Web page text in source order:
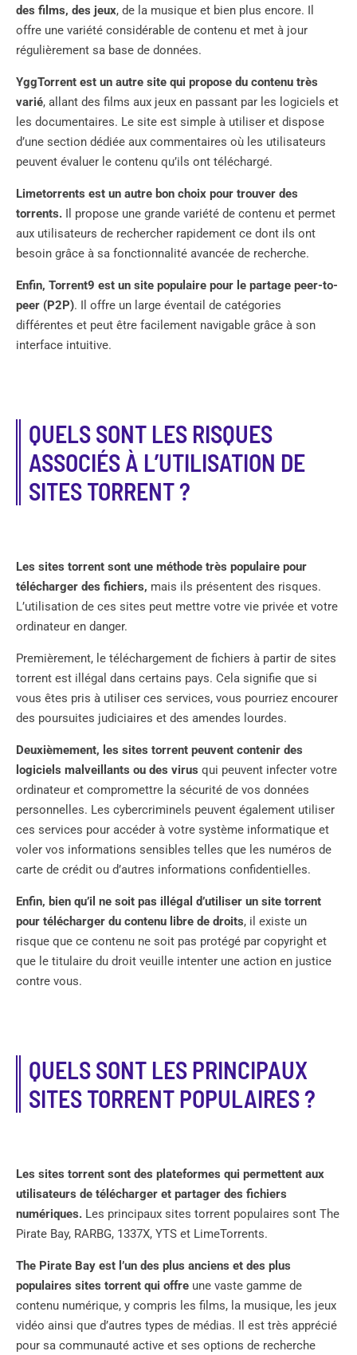
des films, des jeux, de la musique et bien plus encore. Il
offre une variété considérable de contenu et met à jour
régulièrement sa base de données.
YggTorrent est un autre site qui propose du contenu très
varié, allant des films aux jeux en passant par les logiciels et
les documentaires. Le site est simple à utiliser et dispose
d’une section dédiée aux commentaires où les utilisateurs
peuvent évaluer le contenu qu’ils ont téléchargé.
Limetorrents est un autre bon choix pour trouver des
torrents. Il propose une grande variété de contenu et permet
aux utilisateurs de rechercher rapidement ce dont ils ont
besoin grâce à sa fonctionnalité avancée de recherche.
Enfin, Torrent9 est un site populaire pour le partage peer-to-
peer (P2P). Il offre un large éventail de catégories
différentes et peut être facilement navigable grâce à son
interface intuitive.
QUELS SONT LES RISQUES
ASSOCIÉS À L’UTILISATION DE
SITES TORRENT ?
Les sites torrent sont une méthode très populaire pour
télécharger des fichiers, mais ils présentent des risques.
L’utilisation de ces sites peut mettre votre vie privée et votre
ordinateur en danger.
Premièrement, le téléchargement de fichiers à partir de sites
torrent est illégal dans certains pays. Cela signifie que si
vous êtes pris à utiliser ces services, vous pourriez encourer
des poursuites judiciaires et des amendes lourdes.
Deuxièmement, les sites torrent peuvent contenir des
logiciels malveillants ou des virus qui peuvent infecter votre
ordinateur et compromettre la sécurité de vos données
personnelles. Les cybercriminels peuvent également utiliser
ces services pour accéder à votre système informatique et
voler vos informations sensibles telles que les numéros de
carte de crédit ou d’autres informations confidentielles.
Enfin, bien qu’il ne soit pas illégal d’utiliser un site torrent
pour télécharger du contenu libre de droits, il existe un
risque que ce contenu ne soit pas protégé par copyright et
que le titulaire du droit veuille intenter une action en justice
contre vous.
QUELS SONT LES PRINCIPAUX
SITES TORRENT POPULAIRES ?
Les sites torrent sont des plateformes qui permettent aux
utilisateurs de télécharger et partager des fichiers
numériques. Les principaux sites torrent populaires sont The
Pirate Bay, RARBG, 1337X, YTS et LimeTorrents.
The Pirate Bay est l’un des plus anciens et des plus
populaires sites torrent qui offre une vaste gamme de
contenu numérique, y compris les films, la musique, les jeux
vidéo ainsi que d’autres types de médias. Il est très apprécié
pour sa communauté active et ses options de recherche